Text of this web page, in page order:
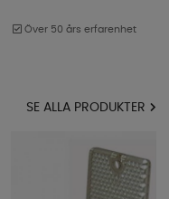
Över 50 års erfarenhet
SE ALLA PRODUKTER